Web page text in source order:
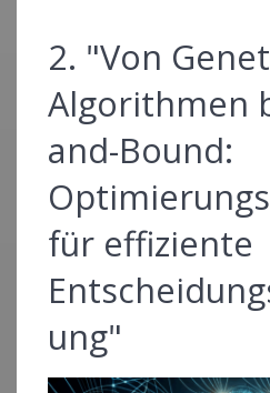
2. "Von
Algorithmen
and-Bound:
für effiziente
ung"